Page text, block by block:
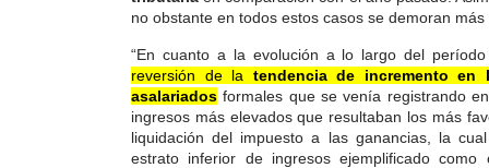
no obstante en todos estos casos se demoran
“En cuanto a la evolución a lo largo del
reversión de la tendencia de incremento
asalariados formales que se venía registrando
ingresos más elevados que resultaban los más
liquidación del impuesto a las ganancias, la
estrato inferior de ingresos ejemplificado